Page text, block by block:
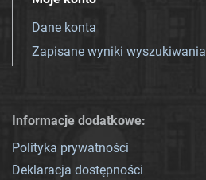
Dane konta
Zapisane wyniki wyszukiwania
Informacje dodatkowe:
Polityka prywatności
Deklaracja dostępności